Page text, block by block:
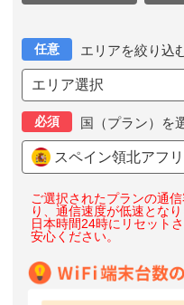
任意 エリアを絞り込
エリア選択
必須 国（プラン）を
スペイン領北アフリカ
ご選択されたプランの通
り、通信速度が低速とな
日本時間24時にリセット
安心ください。